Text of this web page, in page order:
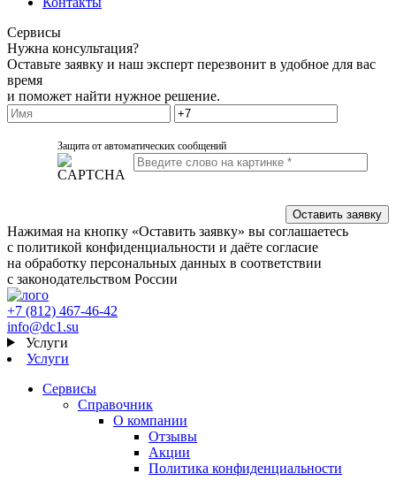
Сервисы
Нужна консультация?
Оставьте заявку и наш эксперт перезвонит в удобное для вас
время
и поможет найти нужное решение.
Защита от автоматических сообщений
Нажимая на кнопку «Оставить заявку» вы соглашаетесь
с политикой конфиденциальности и даёте согласие
на обработку персональных данных в соответствии
с законодательством России
+7 (812) 467-46-42
info@dc1.su
Услуги
Услуги
Сервисы
Справочник
О компании
Отзывы
Акции
Политика конфиденциальности